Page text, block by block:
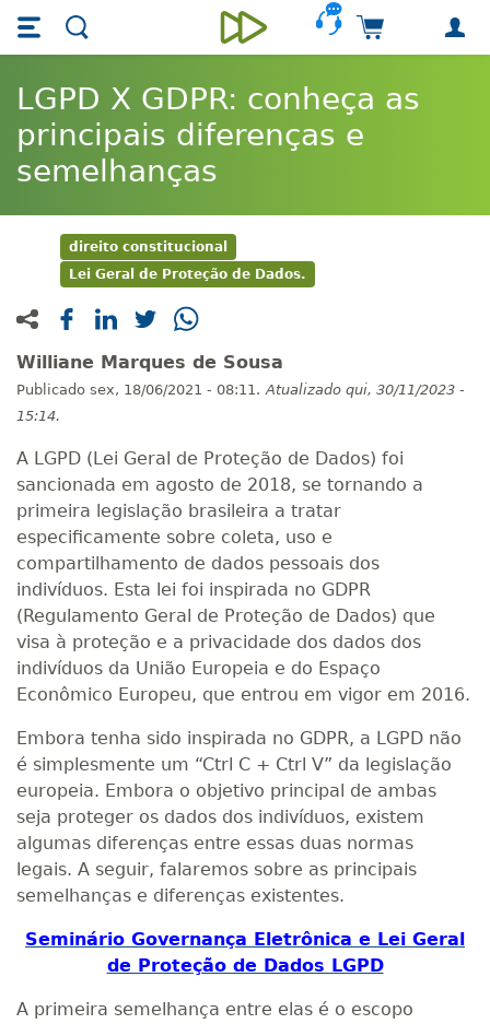
Skip main navigation
Skip to main content
Unieducar
Carrinho de
LGPD X GDPR: conheça as
principais diferenças e
semelhanças
direito constitucional
Lei Geral de Proteção de Dados.
Williane Marques de Sousa
Publicado sex, 18/06/2021 - 08:11. Atualizado qui, 30/11/2023 -
15:14.
A LGPD (Lei Geral de Proteção de Dados) foi
sancionada em agosto de 2018, se tornando a
primeira legislação brasileira a tratar
especificamente sobre coleta, uso e
compartilhamento de dados pessoais dos
indivíduos. Esta lei foi inspirada no GDPR
(Regulamento Geral de Proteção de Dados) que
visa à proteção e a privacidade dos dados dos
indivíduos da União Europeia e do Espaço
Econômico Europeu, que entrou em vigor em 2016.
Embora tenha sido inspirada no GDPR, a LGPD não
é simplesmente um “Ctrl C + Ctrl V” da legislação
europeia. Embora o objetivo principal de ambas
seja proteger os dados dos indivíduos, existem
algumas diferenças entre essas duas normas
legais. A seguir, falaremos sobre as principais
semelhanças e diferenças existentes.
Seminário Governança Eletrônica e Lei Geral
de Proteção de Dados LGPD
A primeira semelhança entre elas é o escopo